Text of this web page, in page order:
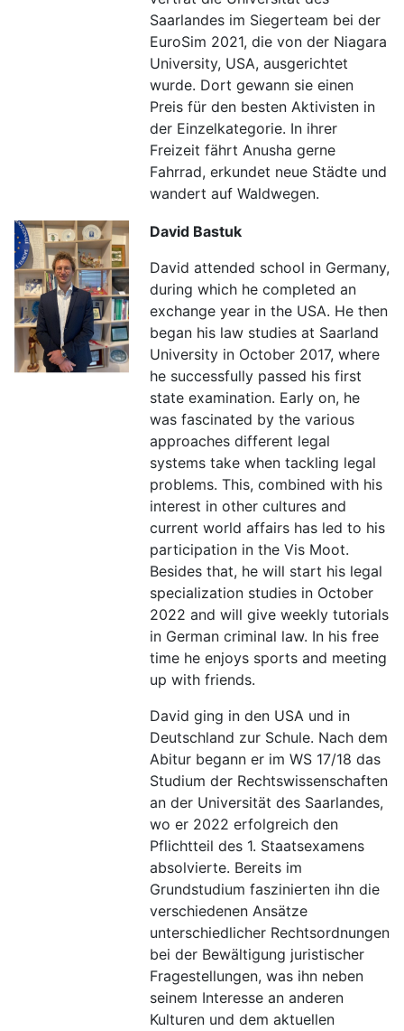
Saarlandes im Siegerteam bei der
EuroSim 2021, die von der Niagara
University, USA, ausgerichtet
wurde. Dort gewann sie einen
Preis für den besten Aktivisten in
der Einzelkategorie. In ihrer
Freizeit fährt Anusha gerne
Fahrrad, erkundet neue Städte und
wandert auf Waldwegen.
David Bastuk
David attended school in Germany,
during which he completed an
exchange year in the USA. He then
began his law studies at Saarland
University in October 2017, where
he successfully passed his first
state examination. Early on, he
was fascinated by the various
approaches different legal
systems take when tackling legal
problems. This, combined with his
interest in other cultures and
current world affairs has led to his
participation in the Vis Moot.
Besides that, he will start his legal
specialization studies in October
2022 and will give weekly tutorials
in German criminal law. In his free
time he enjoys sports and meeting
up with friends.
David ging in den USA und in
Deutschland zur Schule. Nach dem
Abitur begann er im WS 17/18 das
Studium der Rechtswissenschaften
an der Universität des Saarlandes,
wo er 2022 erfolgreich den
Pflichtteil des 1. Staatsexamens
absolvierte. Bereits im
Grundstudium faszinierten ihn die
verschiedenen Ansätze
unterschiedlicher Rechtsordnungen
bei der Bewältigung juristischer
Fragestellungen, was ihn neben
seinem Interesse an anderen
Kulturen und dem aktuellen